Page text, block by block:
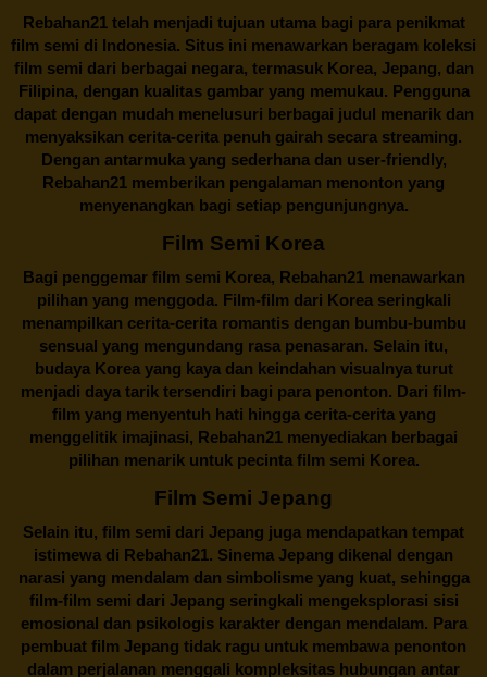
Rebahan21telah menjadi tujuan utama bagi para penikmat
film semi di Indonesia. Situs ini menawarkan beragam koleksi
film semi dari berbagai negara, termasuk Korea, Jepang, dan
Filipina, dengan kualitas gambar yang memukau. Pengguna
dapat dengan mudah menelusuri berbagai judul menarik dan
menyaksikan cerita-cerita penuh gairah secara streaming.
Dengan antarmuka yang sederhana dan user-friendly,
Rebahan21 memberikan pengalaman menonton yang
menyenangkan bagi setiap pengunjungnya.
Film Semi Korea
Bagi penggemar film semi Korea, Rebahan21menawarkan
pilihan yang menggoda. Film-film dari Korea seringkali
menampilkan cerita-cerita romantis dengan bumbu-bumbu
sensual yang mengundang rasa penasaran. Selain itu,
budaya Korea yang kaya dan keindahan visualnya turut
menjadi daya tarik tersendiri bagi para penonton. Dari film-
film yang menyentuh hati hingga cerita-cerita yang
menggelitik imajinasi, Rebahan21 menyediakan berbagai
pilihan menarik untuk pecinta film semi Korea.
Film Semi Jepang
Selain itu, film semi dari Jepang juga mendapatkan tempat
istimewa di Rebahan21. Sinema Jepang dikenal dengan
narasi yang mendalam dan simbolisme yang kuat, sehingga
film-film semi dari Jepang seringkali mengeksplorasi sisi
emosional dan psikologis karakter dengan mendalam. Para
pembuat film Jepang tidak ragu untuk membawa penonton
dalam perjalanan menggali kompleksitas hubungan antar